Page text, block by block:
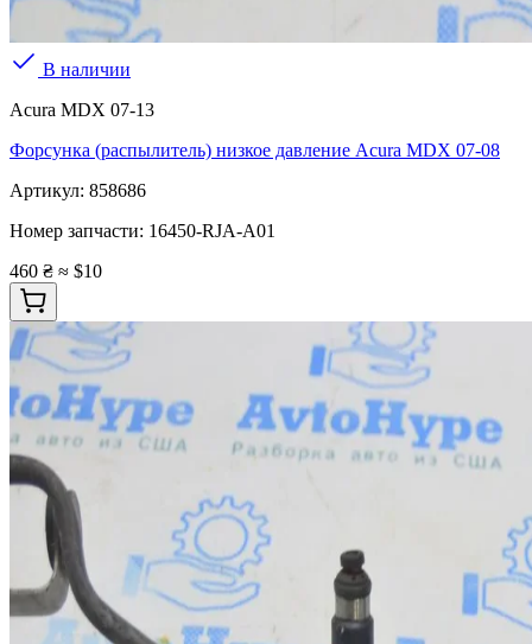
В наличии
Acura MDX 07-13
Форсунка (распылитель) низкое давление Acura MDX 07-08
Артикул: 858686
Номер запчасти: 16450-RJA-A01
460 ₴ ≈ $10